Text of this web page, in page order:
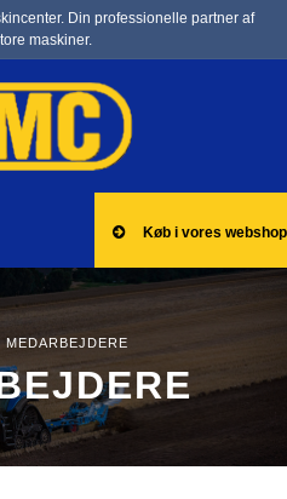
Din professionelle partner af
maskiner.
Køb i vores webshop